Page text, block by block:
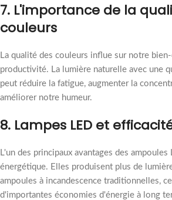
7. L'importance de la
couleurs
La qualité des couleurs influe sur notre
productivité. La lumière naturelle avec une
peut réduire la fatigue, augmenter la
améliorer notre humeur.
8. Lampes LED et
L'un des principaux avantages des
énergétique. Elles produisent plus de
ampoules à incandescence traditionnelles,
d'importantes économies d'énergie à long